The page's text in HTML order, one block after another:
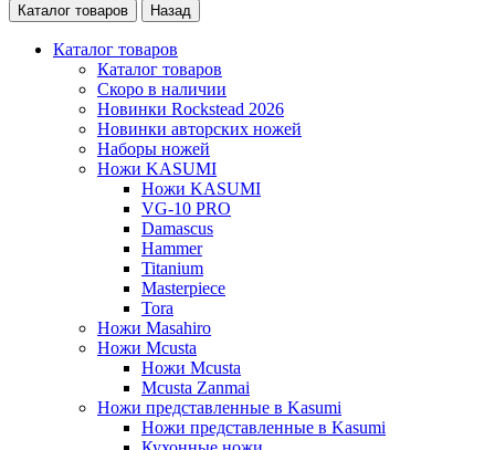
Каталог товаров Назад
Каталог товаров
Каталог товаров
Скоро в наличии
Новинки Rockstead 2026
Новинки авторских ножей
Наборы ножей
Ножи KASUMI
Ножи KASUMI
VG-10 PRO
Damascus
Hammer
Titanium
Masterpiece
Tora
Ножи Masahiro
Ножи Mcusta
Ножи Mcusta
Mcusta Zanmai
Ножи представленные в Kasumi
Ножи представленные в Kasumi